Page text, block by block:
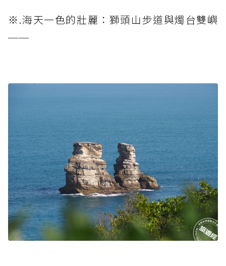
※.海天一色的壯麗：獅頭山步道與燭台雙嶼
──